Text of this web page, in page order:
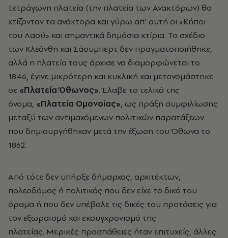
τετράγωνη πλατεία (την πλατεία των Ανακτόρων) θα
χτίζονταν τα ανάκτορα και γύρω απ' αυτή οι «Κήποι
του Λαού» και σημαντικά δημόσια κτίρια. Το σχέδιο
των Κλεάνθη και Σάουμπερτ δεν πραγματοποιήθηκε,
αλλά η πλατεία τους άρχισε να διαμορφώνεται το
1846, έγινε μικρότερη και κυκλική και μετονομάστηκε
σε «Πλατεία Όθωνος». Έλαβε το τελικό της
όνομα, «Πλατεία Ομονοίας», ως πράξη συμφιλίωσης
μεταξύ των αντιμαχόμενων πολιτικών παρατάξεων
που δημιουργήθηκαν μετά την έξωση του Όθωνα το
1862.
Από τότε δεν υπήρξε δήμαρχος, αρχιτέκτων,
πολεοδόμος ή πολιτικός που δεν είχε το δικό του
όραμα ή που δεν υπέβαλε τις δικές του προτάσεις για
τον εξωραϊσμό και εκσυγχρονισμό της
πλατείας. Μερικές προσπάθειες ήταν επιτυχείς, άλλες